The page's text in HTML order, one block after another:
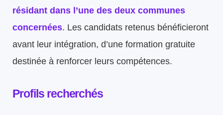
résidant dans l’une des deux communes
concernées. Les candidats retenus bénéficieront
avant leur intégration, d’une formation gratuite
destinée à renforcer leurs compétences.
Profils recherchés